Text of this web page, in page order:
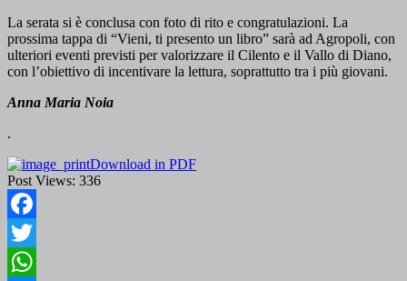
La serata si è conclusa con foto di rito e congratulazioni. La
prossima tappa di “Vieni, ti presento un libro” sarà ad Agropoli, con
ulteriori eventi previsti per valorizzare il Cilento e il Vallo di Diano,
con l’obiettivo di incentivare la lettura, soprattutto tra i più giovani.
Anna Maria Noia
.
Download in PDF
Post Views: 336
Facebook
Twitter